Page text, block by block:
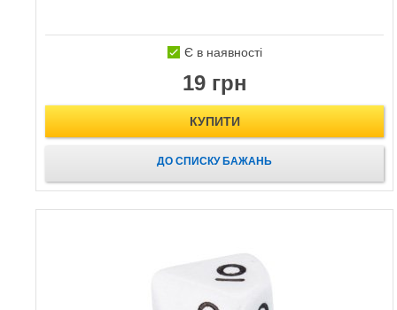
Є в наявності
19 грн
КУПИТИ
ДО СПИСКУ БАЖАНЬ